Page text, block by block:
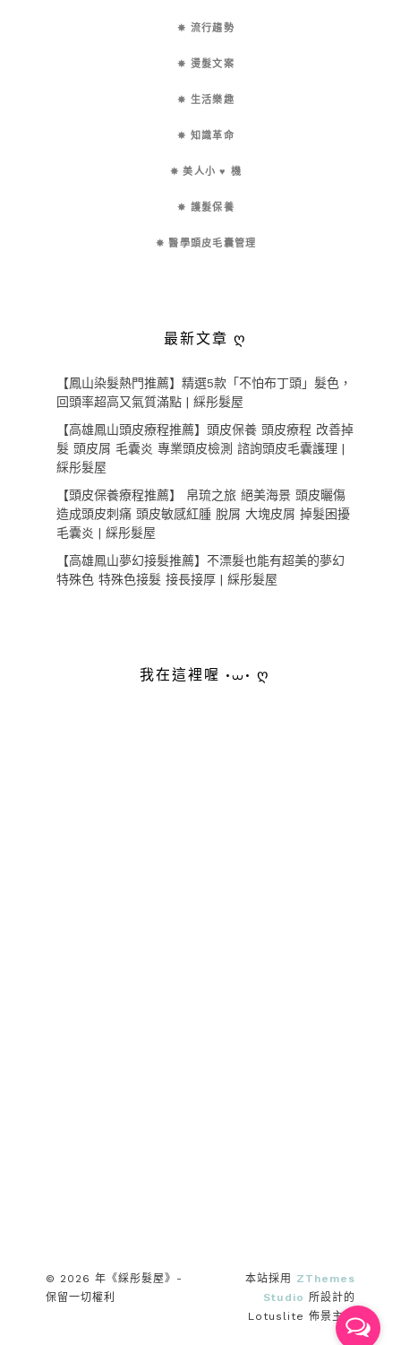
✵ 流行趨勢
✵ 燙髮文案
✵ 生活樂趣
✵ 知識革命
✵ 美人小 ♥ 機
✵ 護髮保養
✵ 醫學頭皮毛囊管理
最新文章 ღ
【鳳山染髮熱門推薦】精選5款「不怕布丁頭」髮色，
回頭率超高又氣質滿點 | 綵彤髮屋
【高雄鳳山頭皮療程推薦】頭皮保養 頭皮療程 改善掉
髮 頭皮屑 毛囊炎 專業頭皮檢測 諮詢頭皮毛囊護理 |
綵彤髮屋
【頭皮保養療程推薦】 帛琉之旅 絕美海景 頭皮曬傷
造成頭皮刺痛 頭皮敏感紅腫 脫屑 大塊皮屑 掉髮困擾
毛囊炎 | 綵彤髮屋
【高雄鳳山夢幻接髮推薦】不漂髮也能有超美的夢幻
特殊色 特殊色接髮 接長接厚 | 綵彤髮屋
我在這裡喔 •⩊• ღ
© 2026 年《綵彤髮屋》-
保留一切權利
本站採用 ZThemes
Studio 所設計的
Lotuslite 佈景主題